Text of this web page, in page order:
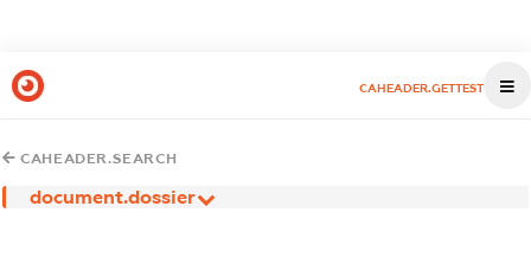
CAHEADER.GETTEST
CAHEADER.SEARCH
document.dossier